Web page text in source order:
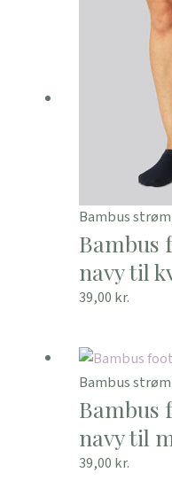
Bambus
Bambus
navy til
39,00 kr.
Bambus
Bambus
navy til
39,00 kr.